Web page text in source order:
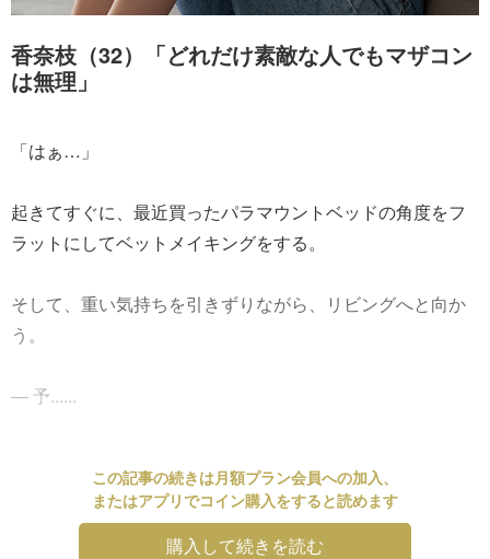
香奈枝（32）「どれだけ素敵な人でもマザコン
は無理」
「はぁ…」
起きてすぐに、最近買ったパラマウントベッドの角度をフ
ラットにしてベットメイキングをする。
そして、重い気持ちを引きずりながら、リビングへと向か
う。
― 予......
この記事の続きは月額プラン会員への加入、
またはアプリでコイン購入をすると読めます
購入して続きを読む